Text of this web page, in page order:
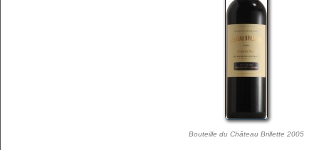
Bouteille du Château Brillette 2005